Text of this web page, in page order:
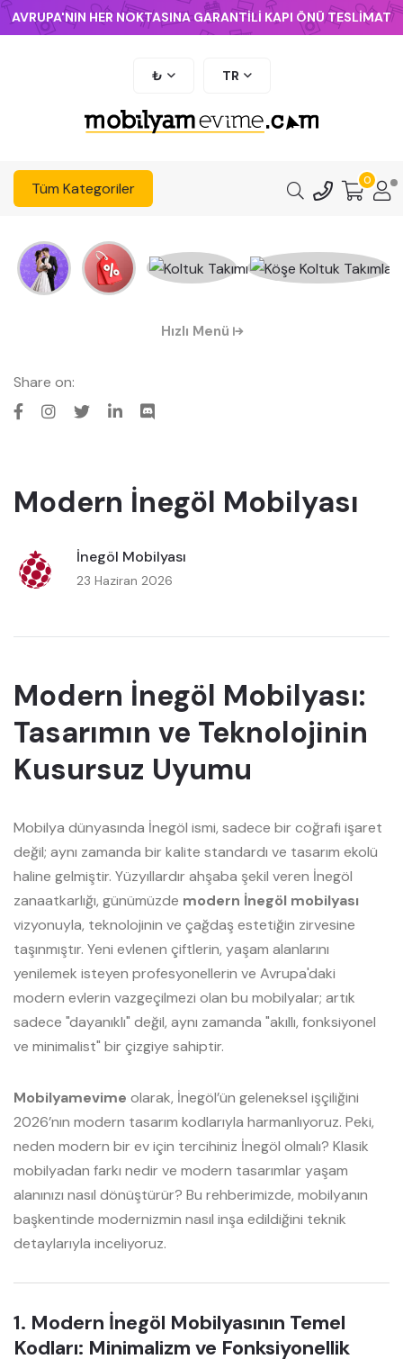
AVRUPA'NIN HER NOKTASINA GARANTİLİ KAPI ÖNÜ TESLİMAT
₺ TR
Tüm Kategoriler 0
Hızlı Menü
Share on:
Modern İnegöl Mobilyası
İnegöl Mobilyası
23 Haziran 2026
Modern İnegöl Mobilyası:
Tasarımın ve Teknolojinin
Kusursuz Uyumu
Mobilya dünyasında İnegöl ismi, sadece bir coğrafi işaret
değil; aynı zamanda bir kalite standardı ve tasarım ekolü
haline gelmiştir. Yüzyıllardır ahşaba şekil veren İnegöl
zanaatkarlığı, günümüzde modern İnegöl mobilyası
vizyonuyla, teknolojinin ve çağdaş estetiğin zirvesine
taşınmıştır. Yeni evlenen çiftlerin, yaşam alanlarını
yenilemek isteyen profesyonellerin ve Avrupa'daki
modern evlerin vazgeçilmezi olan bu mobilyalar; artık
sadece "dayanıklı" değil, aynı zamanda "akıllı, fonksiyonel
ve minimalist" bir çizgiye sahiptir.
Mobilyamevime olarak, İnegöl’ün geleneksel işçiliğini
2026’nın modern tasarım kodlarıyla harmanlıyoruz. Peki,
neden modern bir ev için tercihiniz İnegöl olmalı? Klasik
mobilyadan farkı nedir ve modern tasarımlar yaşam
alanınızı nasıl dönüştürür? Bu rehberimizde, mobilyanın
başkentinde modernizmin nasıl inşa edildiğini teknik
detaylarıyla inceliyoruz.
1. Modern İnegöl Mobilyasının Temel
Kodları: Minimalizm ve Fonksiyonellik